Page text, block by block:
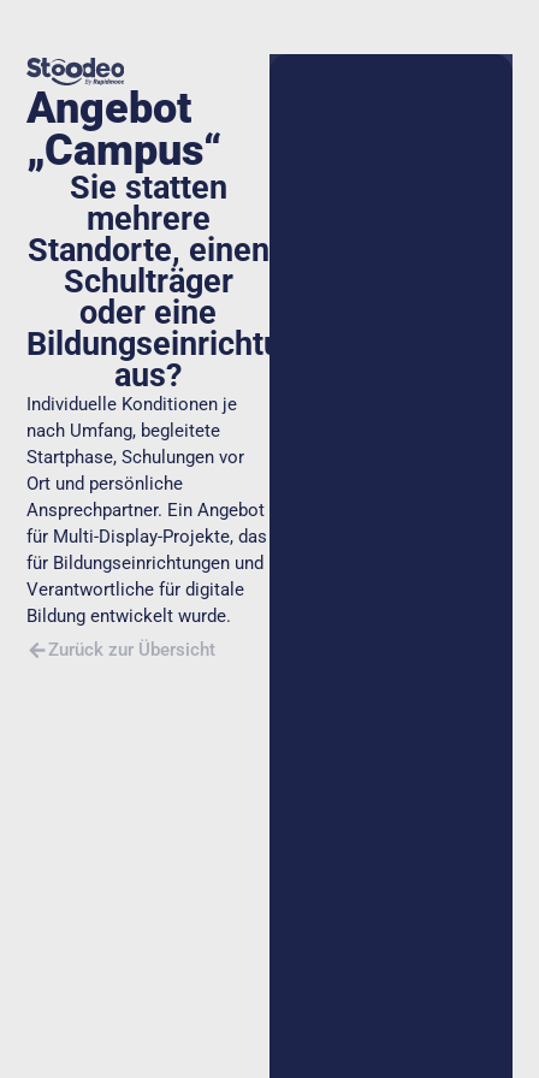
Angebot
„Campus“
Sie statten
mehrere
Standorte, einen
Schulträger
oder eine
Bildungseinrichtung
aus?
Individuelle Konditionen je
nach Umfang, begleitete
Startphase, Schulungen vor
Ort und persönliche
Ansprechpartner. Ein Angebot
für Multi-Display-Projekte, das
für Bildungseinrichtungen und
Verantwortliche für digitale
Bildung entwickelt wurde.
Zurück zur Übersicht